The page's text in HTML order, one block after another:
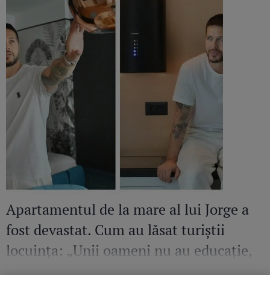
Apartamentul de la mare al lui Jorge a
fost devastat. Cum au lăsat turiștii
locuința: „Unii oameni nu au educație,
bun simț și respect față de nimic”